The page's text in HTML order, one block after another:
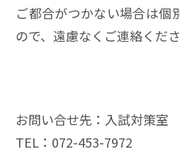
ご都合がつかない場合は個
ので、遠慮なくご連絡くださ
お問い合せ先：入試対策室
TEL：072-453-7972